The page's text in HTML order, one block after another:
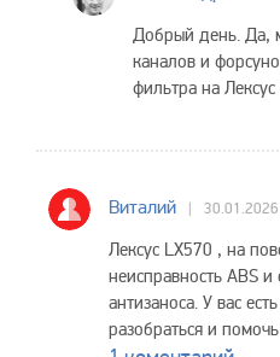
Добрый день. Да,
каналов и
фильтра на
Виталий 30.01.2026
Лексус LX570 , на
неисправность ABS и
антизаноса. У вас
разобраться и